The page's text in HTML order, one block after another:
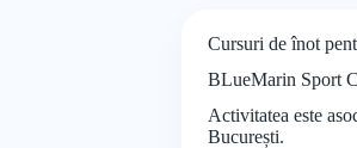
Cursuri de înot
BLueMarin Sport
Activitatea este
București.